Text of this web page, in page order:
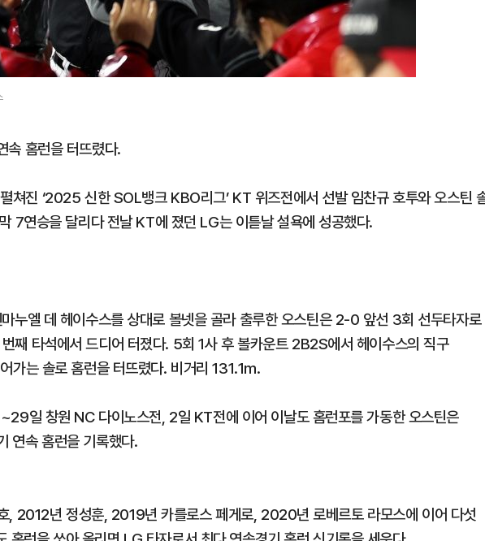
홈런을 터뜨렸다.
쳐진 ‘2025 신한 SOL뱅크 KBO리그’ KT 위즈전에서 선발 임찬규 호투와 오스틴
7연승을 달리다 전날 KT에 졌던 LG는 이튿날 설욕에 성공했다.
누엘 데 헤이수스를 상대로 볼넷을 골라 출루한 오스틴은 2-0 앞선 3회 선두타자로
째 타석에서 드디어 터졌다. 5회 1사 후 볼카운트 2B2S에서 헤이수스의 직구
가는 솔로 홈런을 터뜨렸다. 비거리 131.1m.
일 창원 NC 다이노스전, 2일 KT전에 이어 이날도 홈런포를 가동한 오스틴은
연속 홈런을 기록했다.
, 2012년 정성훈, 2019년 카를로스 페게로, 2020년 로베르토 라모스에 이어 다섯